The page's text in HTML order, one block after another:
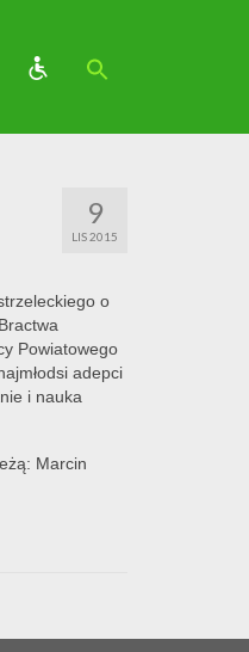
9
LIS 2015
o
Powiatowego
adepci
i nauka
Marcin